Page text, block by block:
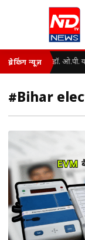
ब्रेकिंग न्यूज़ डॉ. ओ.पी.
#Bihar